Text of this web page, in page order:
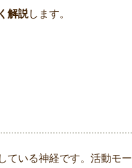
解説します。
ている神経です。活動モー